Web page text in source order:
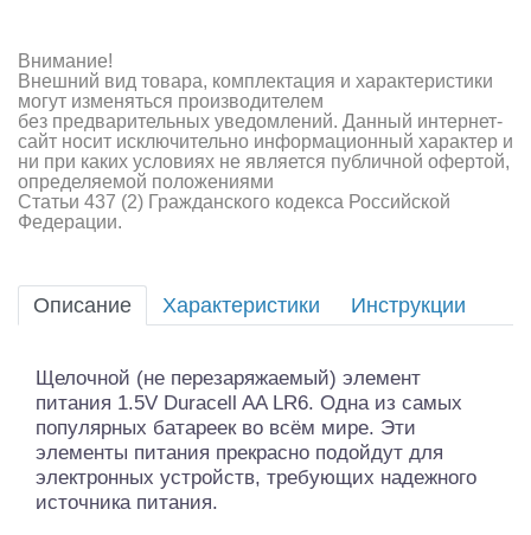
Внимание!
Внешний вид товара, комплектация и характеристики
могут изменяться производителем
без предварительных уведомлений. Данный интернет-
сайт носит исключительно информационный характер и
ни при каких условиях не является публичной офертой,
определяемой положениями
Статьи 437 (2) Гражданского кодекса Российской
Федерации.
Описание Характеристики Инструкции
Щелочной (не перезаряжаемый) элемент
питания 1.5V Duracell AA LR6. Одна из самых
популярных батареек во всём мире. Эти
элементы питания прекрасно подойдут для
электронных устройств, требующих надежного
источника питания.